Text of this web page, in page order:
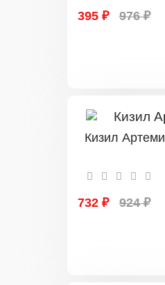
395 ₽ 976 ₽
Кизил
732 ₽ 924 ₽